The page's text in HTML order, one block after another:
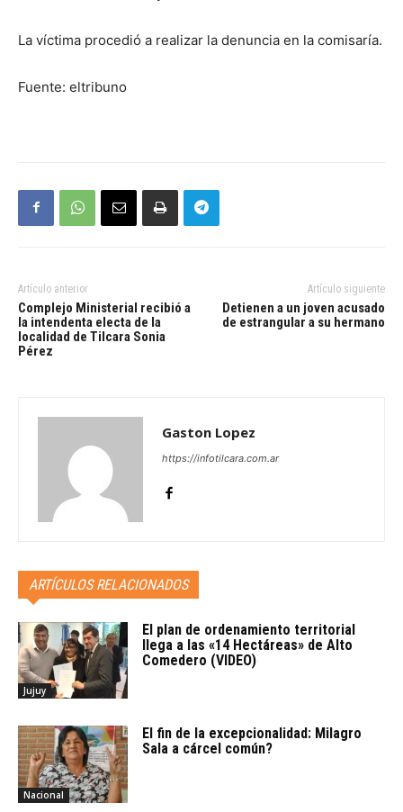
La víctima procedió a realizar la denuncia en la comisaría.
Fuente: eltribuno
Artículo anterior
Complejo Ministerial recibió a
la intendenta electa de la
localidad de Tilcara Sonia
Pérez
Artículo siguiente
Detienen a un joven acusado
de estrangular a su hermano
Gaston Lopez
https://infotilcara.com.ar
ARTÍCULOS RELACIONADOS
Jujuy
El plan de ordenamiento territorial
llega a las «14 Hectáreas» de Alto
Comedero (VIDEO)
Nacional
El fin de la excepcionalidad: Milagro
Sala a cárcel común?